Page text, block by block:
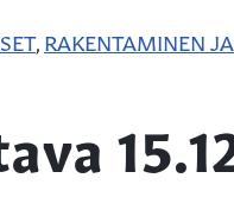
, RAKENTAMINEN JA